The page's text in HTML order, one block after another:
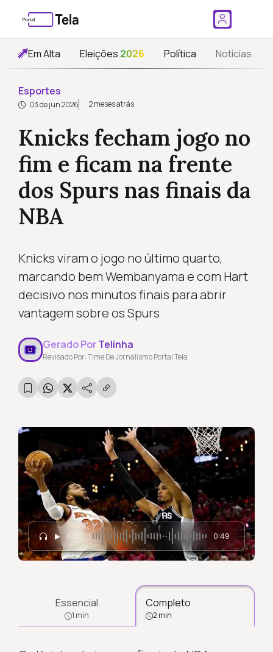
Em Alta Eleições 2026 Política Notícias
Esportes
03 de jun 2026 2 meses atrás
Knicks fecham jogo no
fim e ficam na frente
dos Spurs nas finais da
NBA
Knicks viram o jogo no último quarto,
marcando bem Wembanyama e com Hart
decisivo nos minutos finais para abrir
vantagem sobre os Spurs
Gerado PorTelinha
Revisado Por: Time De Jornalismo Portal Tela
0:00 0:49
Essencial
1 min
Completo
2 min